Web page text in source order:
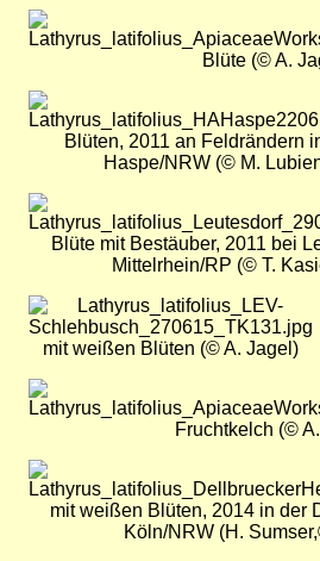
Bild
Blüte (© A.
Bild
Blüten, 2011 an Feldrändern
Haspe/NRW (© M.
Bild
Blüte mit Bestäuber, 2011 bei
Mittelrhein/RP (© T.
Bild
mit weißen Blüten (© A. Jagel)
Bild
Fruchtkelch (©
Bild
mit weißen Blüten, 2014 in der
Köln/NRW (H.